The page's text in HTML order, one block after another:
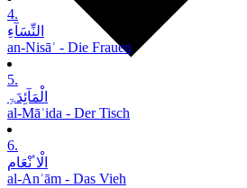
4.
النِّسَآءِ
an-Nisāʾ - Die Frauen
5.
الْمَآئِدَۃِ
al-Māʾida - Der Tisch
6.
الْاٴنْعَام
al-Anʿām - Das Vieh